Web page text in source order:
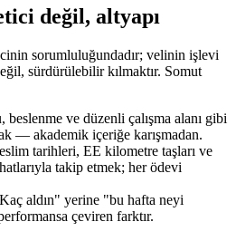
değil, altyapı
sorumluluğundadır; velinin işlevi
sürdürülebilir kılmaktır. Somut
beslenme ve düzenli çalışma alanı gibi
— akademik içeriğe karışmadan.
tarihleri, EE kilometre taşları ve
takip etmek; her ödevi
aldın" yerine "bu hafta neyi
çeviren farktır.